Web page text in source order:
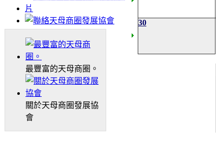
最豐富的天母商圈。
關於天母商圈發展協
會
30